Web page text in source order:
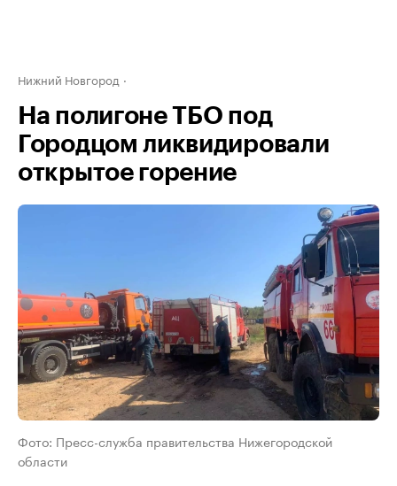
Нижний Новгород
На полигоне ТБО под
Городцом ликвидировали
открытое горение
Фото: Пресс-служба правительства Нижегородской
области